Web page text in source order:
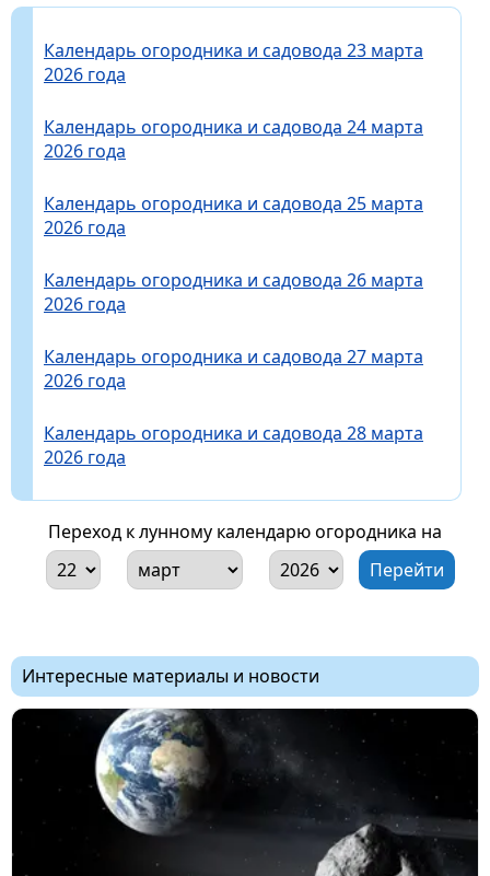
Календарь огородника и садовода 23 марта
2026 года
Календарь огородника и садовода 24 марта
2026 года
Календарь огородника и садовода 25 марта
2026 года
Календарь огородника и садовода 26 марта
2026 года
Календарь огородника и садовода 27 марта
2026 года
Календарь огородника и садовода 28 марта
2026 года
Переход к лунному календарю огородника на
Интересные материалы и новости